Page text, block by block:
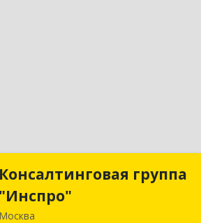
Консалтинговая группа
"Инспро"
Москва
Консалтинговая группа